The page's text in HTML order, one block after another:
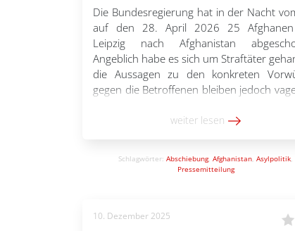
Die Bundesregierung hat in der Nacht
auf den 28. April 2026 25
Leipzig nach Afghanistan
Angeblich habe es sich um Straftäter
die Aussagen zu den konkreten
gegen die Betroffenen bleiben jedoch
ist ein Abkommen der Bundesregierung
weiter lesen
Schlagwörter: Abschiebung, Afghanistan, Asylpolitik,
Pressemitteilung
10. Dezember 2025